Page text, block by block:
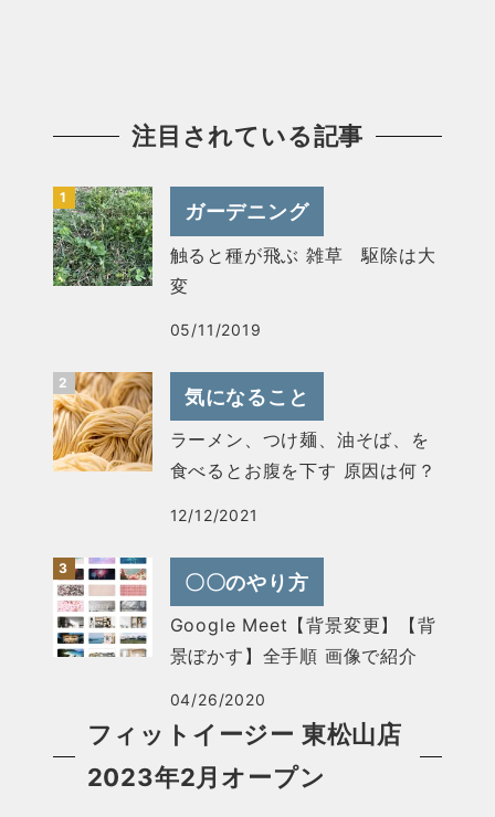
注目されている記事
ガーデニング
触ると種が飛ぶ 雑草 駆除は大
変
05/11/2019
気になること
ラーメン、つけ麺、油そば、を
食べるとお腹を下す 原因は何？
12/12/2021
〇〇のやり方
Google Meet【背景変更】【背
景ぼかす】全手順 画像で紹介
04/26/2020
フィットイージー 東松山店
2023年2月オープン